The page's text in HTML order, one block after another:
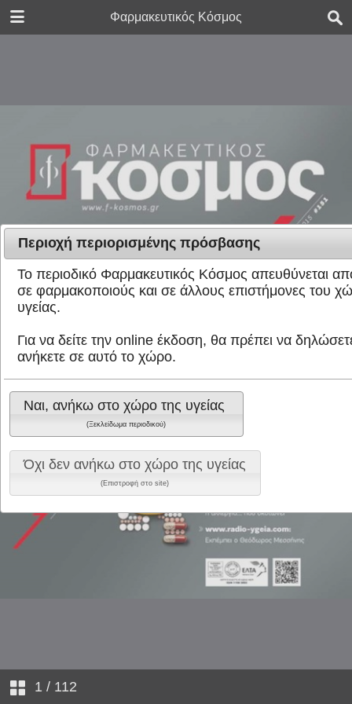
Φαρμακευτικός Κόσμος
1 / 112
Περιοχή περιορισμένης πρόσβασης
Το περιοδικό Φαρμακευτικός Κόσμος απευθύνεται
σε φαρμακοποιούς και σε άλλους επιστήμονες του
υγείας.
Για να δείτε την online έκδοση, θα πρέπει να
ανήκετε σε αυτό το χώρο.
Ναι, ανήκω στο χώρο της υγείας
(Ξεκλείδωμα περιοδικού)
Όχι δεν ανήκω στο χώρο της υγείας
(Επιστροφή στο site)